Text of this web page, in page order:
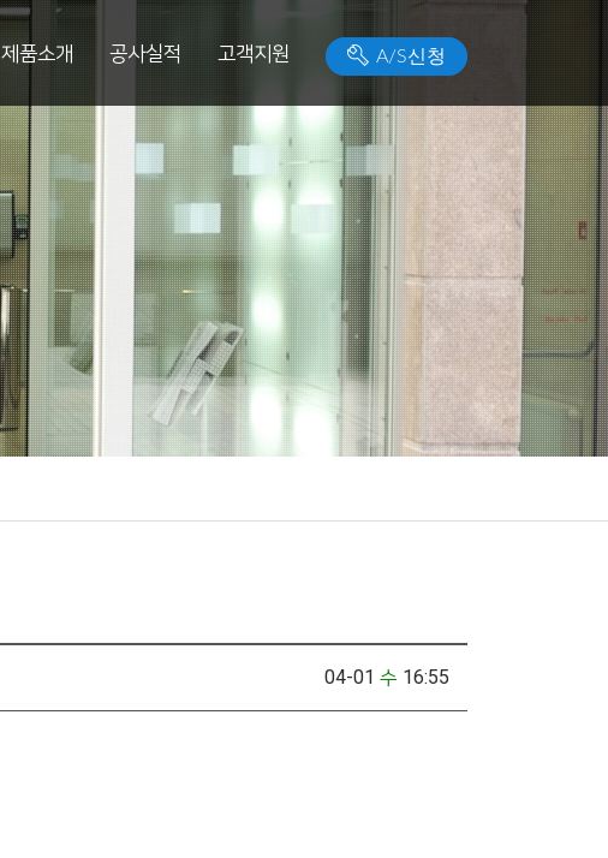
제품소개 공사실적 고객지원 A/S신청
04-01 수 16:55